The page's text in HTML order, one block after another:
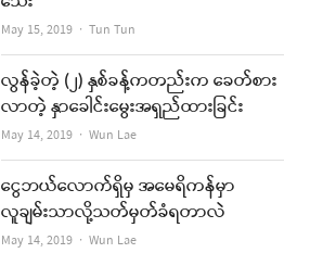
May 15, 2019 Author
Tun Tun
လွန်ခဲ့တဲ့ (၂) နှစ်ခန့်ကတည်းက ခေတ်စား
လာတဲ့ နှာခေါင်းမွေးအရှည်ထားခြင်း
May 14, 2019 Author
Wun Lae
ငွေဘယ်လောက်ရှိမှ အမေရိကန်မှာ
လူချမ်းသာလို့သတ်မှတ်ခံရတာလဲ
May 14, 2019 Author
Wun Lae